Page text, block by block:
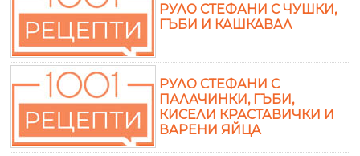
РУЛО СТЕФАНИ С ЧУШКИ,
ГЪБИ И КАШКАВАЛ
РУЛО СТЕФАНИ С
ПАЛАЧИНКИ, ГЪБИ,
КИСЕЛИ КРАСТАВИЧКИ И
ВАРЕНИ ЯЙЦА